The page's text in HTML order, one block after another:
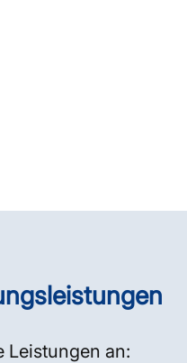
Leistungen an: